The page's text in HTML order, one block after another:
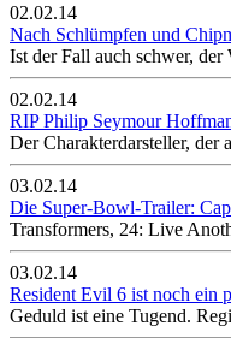
02.02.14
Nach Schlümpfen und
Ist der Fall auch schwer,
02.02.14
RIP Philip Seymour
Der Charakterdarsteller, der
03.02.14
Die Super-Bowl-Trailer:
Transformers, 24: Live
03.02.14
Resident Evil 6 ist noch ein
Geduld ist eine Tugend.